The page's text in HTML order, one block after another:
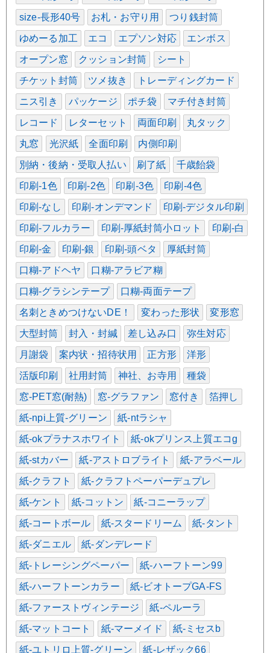
size-長形40号 お札・お守り用 つり銭封筒
ゆめーる加工 エコ エプソン対応 エンボス
オープン窓 クッション封筒 シート
チケット封筒 ツメ抜き トレーディングカード
ニス引き パッケージ ポチ袋 マチ付き封筒
レコード レターセット 両面印刷 丸タック
丸窓 光沢紙 全面印刷 内側印刷
別納・後納・受取人払い 刷了紙 千歳飴袋
印刷-1色 印刷-2色 印刷-3色 印刷-4色
印刷-なし 印刷-オンデマンド 印刷-デジタル印刷
印刷-フルカラー 印刷-厚紙封筒小ロット 印刷-白
印刷-金 印刷-銀 印刷-頭ベタ 厚紙封筒
口糊-アドヘヤ 口糊-アラビア糊
口糊-グラシンテープ 口糊-両面テープ
名刺ときめつけないDE！ 変わった形状 変形窓
大型封筒 封入・封緘 差し込み口 弥生対応
月謝袋 案内状・招待状用 正方形 洋形
活版印刷 社用封筒 神社、お寺用 種袋
窓-PET窓(耐熱) 窓-グラファン 窓付き 箔押し
紙-npi上質-グリーン 紙-ntラシャ
紙-okプラナスホワイト 紙-okプリンス上質エコg
紙-stカバー 紙-アストロブライト 紙-アラベール
紙-クラフト 紙-クラフトペーパーデュプレ
紙-ケント 紙-コットン 紙-コニーラップ
紙-コートボール 紙-スタードリーム 紙-タント
紙-ダニエル 紙-ダンデレード
紙-トレーシングペーパー 紙-ハーフトーン99
紙-ハーフトーンカラー 紙-ビオトープGA-FS
紙-ファーストヴィンテージ 紙-ペルーラ
紙-マットコート 紙-マーメイド 紙-ミセスb
紙-ユトリロ上質-グリーン 紙-レザック66